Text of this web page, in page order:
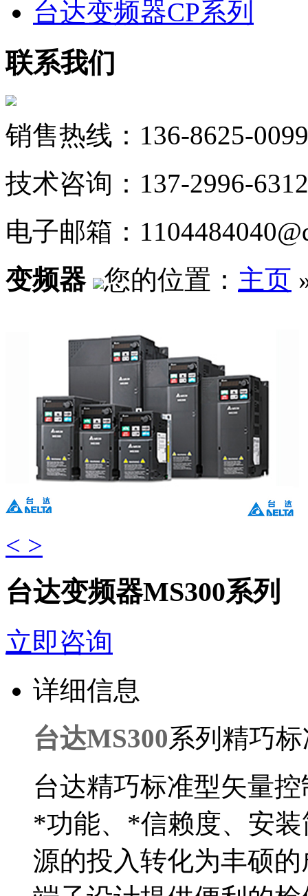
台达变频器CP系列
联系我们
销售热线：136-8625-0099
技术咨询：137-2996-6312
电子邮箱：
变频器
您的位置： 主页
< >
台达变频器MS300系列
立即咨询
详细信息
台达MS300系列精巧
台达精巧标准型矢量
*功能、*信赖度、安
源的投入转化为丰硕